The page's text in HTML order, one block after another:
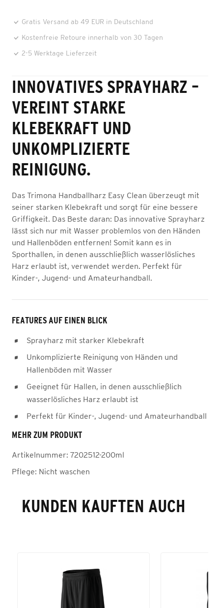
Gratis Versand ab 49 EUR in Deutschland
Kostenfreie Retoure innerhalb von 30 Tagen
2-5 Werktage Lieferzeit
INNOVATIVES SPRAYHARZ –
VEREINT STARKE
KLEBEKRAFT UND
UNKOMPLIZIERTE
REINIGUNG.
Das Trimona Handballharz Easy Clean überzeugt mit
seiner starken Klebekraft und sorgt für eine bessere
Griffigkeit. Das Beste daran: Das innovative Sprayharz
lässt sich nur mit Wasser problemlos von den Händen
und Hallenböden entfernen! Somit kann es in
Sporthallen, in denen ausschließlich wasserlösliches
Harz erlaubt ist, verwendet werden. Perfekt für
Kinder-, Jugend- und Amateurhandball.
FEATURES AUF EINEN BLICK
Sprayharz mit starker Klebekraft
Unkomplizierte Reinigung von Händen und
Hallenböden mit Wasser
Geeignet für Hallen, in denen ausschließlich
wasserlösliches Harz erlaubt ist
Perfekt für Kinder-, Jugend- und Amateurhandball
MEHR ZUM PRODUKT
Artikelnummer: 7202512-200ml
Pflege: Nicht waschen
KUNDEN KAUFTEN AUCH